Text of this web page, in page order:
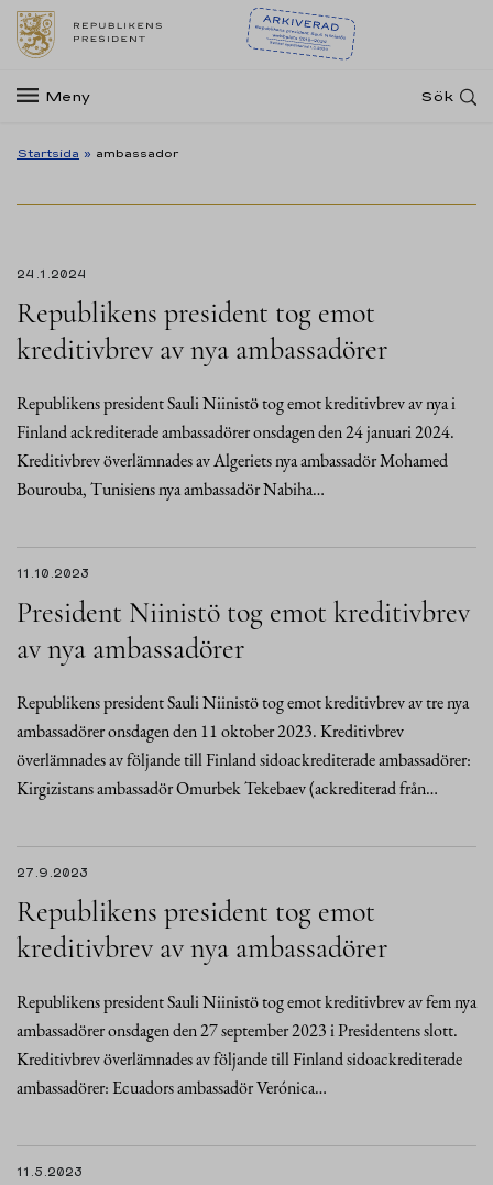
Meny Sök
Startsida » ambassador
24.1.2024
Republikens president tog emot
kreditivbrev av nya ambassadörer
Republikens president Sauli Niinistö tog emot kreditivbrev av nya i
Finland ackrediterade ambassadörer onsdagen den 24 januari 2024.
Kreditivbrev överlämnades av Algeriets nya ambassadör Mohamed
Bourouba, Tunisiens nya ambassadör Nabiha…
11.10.2023
President Niinistö tog emot kreditivbrev
av nya ambassadörer
Republikens president Sauli Niinistö tog emot kreditivbrev av tre nya
ambassadörer onsdagen den 11 oktober 2023. Kreditivbrev
överlämnades av följande till Finland sidoackrediterade ambassadörer:
Kirgizistans ambassadör Omurbek Tekebaev (ackrediterad från…
27.9.2023
Republikens president tog emot
kreditivbrev av nya ambassadörer
Republikens president Sauli Niinistö tog emot kreditivbrev av fem nya
ambassadörer onsdagen den 27 september 2023 i Presidentens slott.
Kreditivbrev överlämnades av följande till Finland sidoackrediterade
ambassadörer: Ecuadors ambassadör Verónica…
11.5.2023